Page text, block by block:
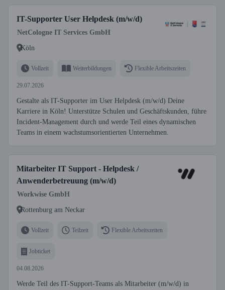
IT-Supporter User Helpdesk (m/w/d)
NetCologne IT Services GmbH
Köln
Vollzeit Weiterbildungen Flexible Arbeitszeiten
29.07.2026
Gestalte als IT-Supporter im User Helpdesk (m/w/d) Deine
Karriere in Köln! Unterstütze Schulen und Geschäftskunden, führe
Incident-Management durch und werde Teil eines dynamischen
Teams in einem wachstumsorientierten Unternehmen.
Mitarbeiter IT Support - Helpdesk /
Anwenderbetreuung (m/w/d)
Workwise GmbH
Rottenburg am Neckar
Vollzeit Teilzeit Flexible Arbeitszeiten
Jobticket
04.08.2026
Werde Teil des IT-Support-Teams als Mitarbeiter (m/w/d) in